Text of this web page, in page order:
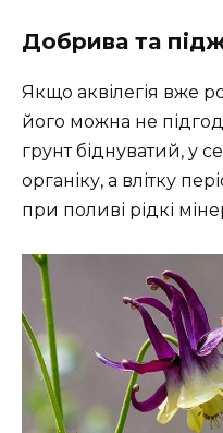
Добрива та
Якщо аквілегія вже
його можна не
грунт біднуватий, у
органіку, а влітку
при поливі рідкі